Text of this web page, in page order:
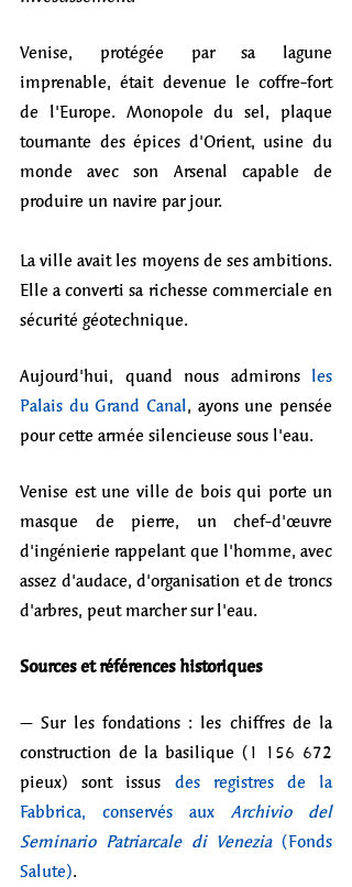
Venise, protégée par sa lagune
imprenable, était devenue le coffre-fort
de l'Europe. Monopole du sel, plaque
tournante des épices d'Orient, usine du
monde avec son Arsenal capable de
produire un navire par jour.
La ville avait les moyens de ses ambitions.
Elle a converti sa richesse commerciale en
sécurité géotechnique.
Aujourd'hui, quand nous admirons les
Palais du Grand Canal, ayons une pensée
pour cette armée silencieuse sous l'eau.
Venise est une ville de bois qui porte un
masque de pierre, un chef-d'œuvre
d'ingénierie rappelant que l'homme, avec
assez d'audace, d'organisation et de troncs
d'arbres, peut marcher sur l'eau.
Sources et références historiques
– Sur les fondations : les chiffres de la
construction de la basilique (1 156 672
pieux) sont issus des registres de la
Fabbrica, conservés aux Archivio del
Seminario Patriarcale di Venezia (Fonds
Salute).